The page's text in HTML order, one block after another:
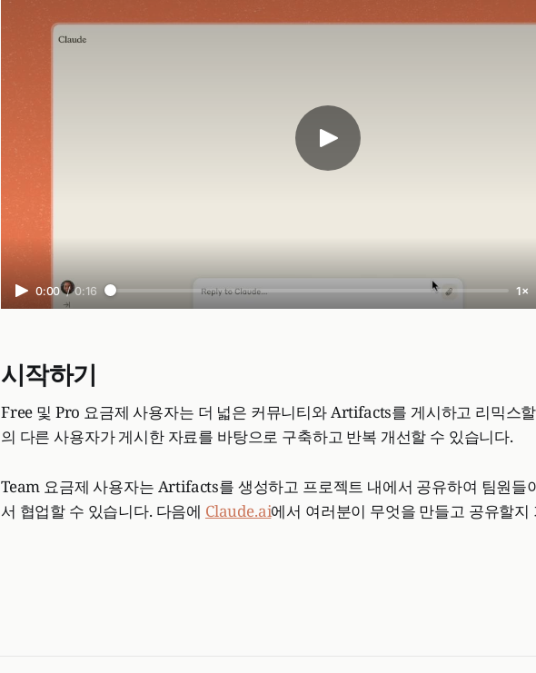
0:00 / 0:16 1×
시작하기
Free 및 Pro 요금제 사용자는 더 넓은 커뮤니티와 Artifacts를 게시하고 리믹스
의 다른 사용자가 게시한 자료를 바탕으로 구축하고 반복 개선할 수 있습니다.
Team 요금제 사용자는 Artifacts를 생성하고 프로젝트 내에서 공유하여 팀원들
서 협업할 수 있습니다. 다음에 Claude.ai에서 여러분이 무엇을 만들고 공유할지